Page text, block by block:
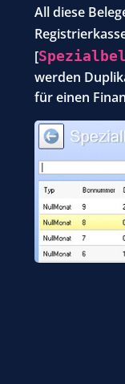
All diese
[
werden
für einen